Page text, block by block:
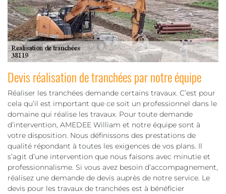
Devis réalisation de tranchées par notre équipe
Réaliser les tranchées demande certains travaux. C’est pour
cela qu’il est important que ce soit un professionnel dans le
domaine qui réalise les travaux. Pour toute demande
d’intervention, AMEDEE William et notre équipe sont à
votre disposition. Nous définissons des prestations de
qualité répondant à toutes les exigences de vos plans. Il
s’agit d’une intervention que nous faisons avec minutie et
professionnalisme. Si vous avez besoin d’accompagnement,
réalisez une demande de devis auprès de notre service. Le
devis pour les travaux de tranchées est à bénéficier